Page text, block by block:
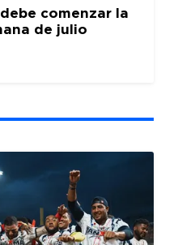
comenzar la
de julio